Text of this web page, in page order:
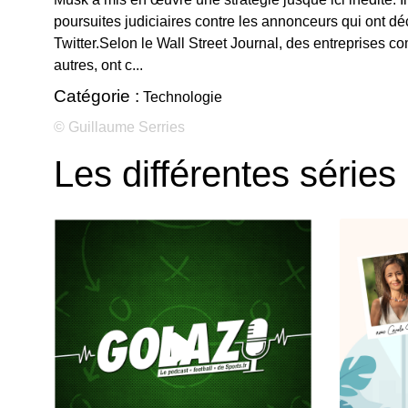
poursuites judiciaires contre les annonceurs qui ont
Twitter.Selon le Wall Street Journal, des entreprises
autres, ont c...
Catégorie : Technologie
© Guillaume Serries
Les différentes séries